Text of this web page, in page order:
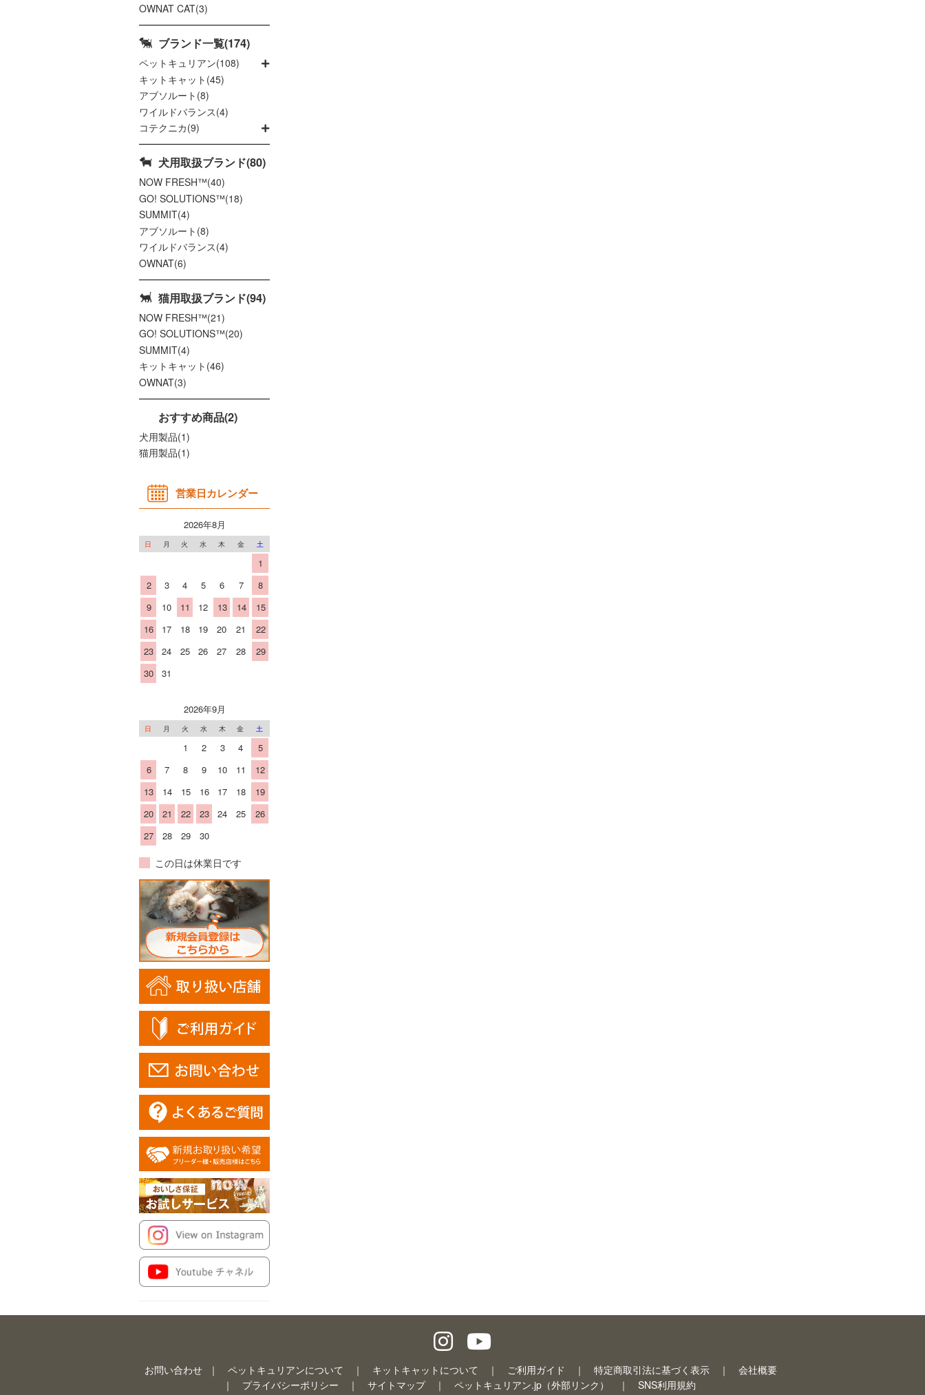
OWNAT CAT(3)
ブランド一覧(174)
ペットキュリアン(108)
キットキャット(45)
アブソルート(8)
ワイルドバランス(4)
コテクニカ(9)
犬用取扱ブランド(80)
NOW FRESH™(40)
GO! SOLUTIONS™(18)
SUMMIT(4)
アブソルート(8)
ワイルドバランス(4)
OWNAT(6)
猫用取扱ブランド(94)
NOW FRESH™(21)
GO! SOLUTIONS™(20)
SUMMIT(4)
キットキャット(46)
OWNAT(3)
おすすめ商品(2)
犬用製品(1)
猫用製品(1)
営業日カレンダー
2026年8月
日 月 火 水 木 金 土
1
2
3 4 5 6 7
8
9
10 11 12 13 14
15
16
17 18 19 20 21
22
23
24 25 26 27 28
29
30
31
2026年9月
日 月 火 水 木 金 土
1 2 3 4
5
6
7 8 9 10 11
12
13
14 15 16 17 18
19
20
21 22 23 24 25
26
27
28 29 30
この日は休業日です
お問い合わせ ペットキュリアンについて キットキャットについて ご利用ガイド 特定商取引法に基づく表示
会社概要
プライバシーポリシー
サイトマップ ペットキュリアン.jp（外部リンク） SNS利用規約